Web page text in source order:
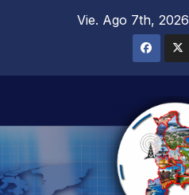
Vie. Ago 7th, 2026